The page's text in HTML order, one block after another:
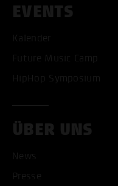
EVENTS
Kalender
Future Music Camp
HipHop Symposium
ÜBER UNS
News
Presse